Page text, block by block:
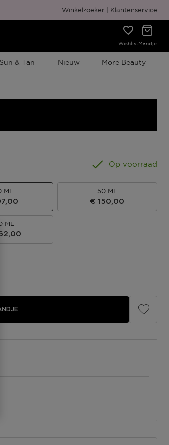
Gratis cadeauverpakking
Winkelzoeker Klantenservice
WishlistMandje
Sun & Tan Nieuw More Beauty
Op voorraad
ML 50 ML
€ 150,00
ML